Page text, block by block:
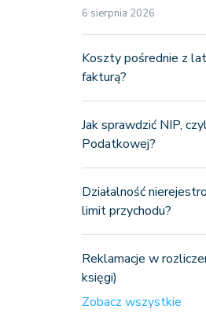
6 sierpnia 2026
Koszty pośrednie z
fakturą?
Jak sprawdzić NIP,
Podatkowej?
Działalność
limit przychodu?
Reklamacje w
księgi)
Zobacz wszystkie